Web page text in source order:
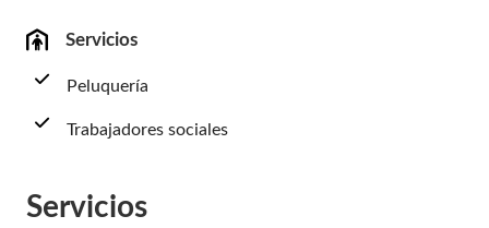
Servicios
Peluquería
Trabajadores sociales
Servicios